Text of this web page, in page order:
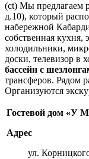
(ct) Мы предлагаем
д.10), который
набережной
собственная кухня,
холодильники,
доски, телевизор в
бассейн с
трансферов. Рядом
Организуются
Гостевой дом
Адрес
ул.